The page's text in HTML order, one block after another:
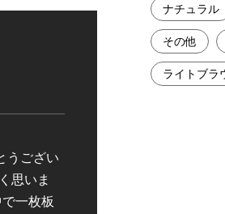
うござい
思いま
一枚板
ナチュラル
その他
ライトブラ